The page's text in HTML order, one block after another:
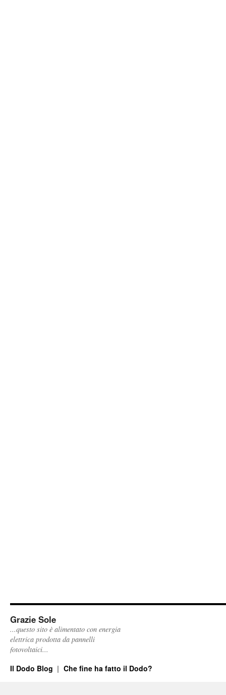
Grazie Sole
...questo sito è alimentato con energia
elettrica prodotta da pannelli
fotovoltaici...
Il Dodo Blog Che fine ha fatto il Dodo?